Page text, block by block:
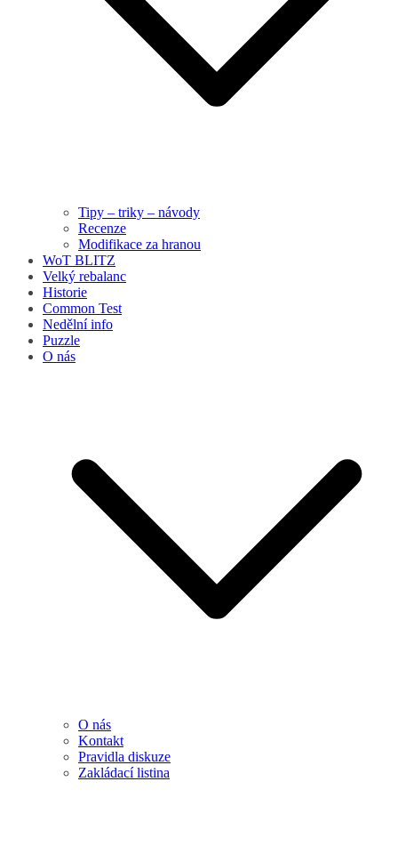
Tipy – triky – návody
Recenze
Modifikace za hranou
WoT BLITZ
Velký rebalanc
Historie
Common Test
Nedělní info
Puzzle
O nás
O nás
Kontakt
Pravidla diskuze
Zakládací listina